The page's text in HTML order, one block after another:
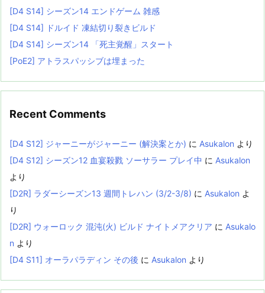
[D4 S14] シーズン14 エンドゲーム 雑感
[D4 S14] ドルイド 凍結切り裂きビルド
[D4 S14] シーズン14 「死主覚醒」スタート
[PoE2] アトラスパッシブは埋まった
Recent Comments
[D4 S12] ジャーニーがジャーニー (解決案とか) に Asukalon より
[D4 S12] シーズン12 血宴殺戮 ソーサラー プレイ中 に Asukalon
より
[D2R] ラダーシーズン13 週間トレハン (3/2-3/8) に Asukalon よ
り
[D2R] ウォーロック 混沌(火) ビルド ナイトメアクリア に Asukalo
n より
[D4 S11] オーラパラディン その後 に Asukalon より